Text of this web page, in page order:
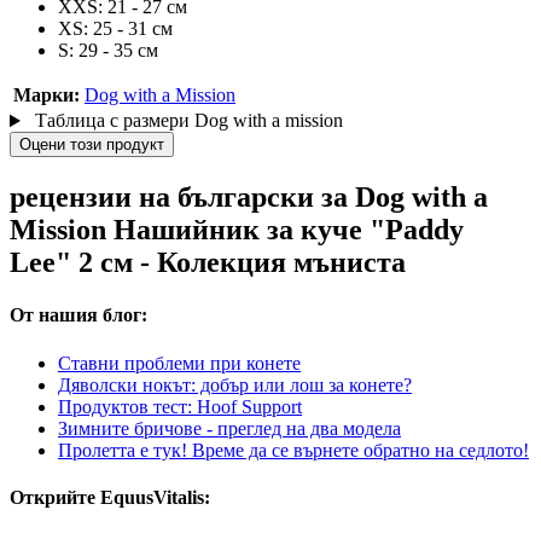
XXS: 21 - 27 см
XS: 25 - 31 см
S: 29 - 35 см
Марки: Dog with a Mission
Таблица с размери Dog with a mission
Оцени този продукт
рецензии на български за Dog with a
Mission Нашийник за куче "Paddy
Lee" 2 см - Колекция мъниста
От нашия блог:
Ставни проблеми при конете
Дяволски нокът: добър или лош за конете?
Продуктов тест: Hoof Support
Зимните бричове - преглед на два модела
Пролетта е тук! Време да се върнете обратно на седлото!
Открийте EquusVitalis: